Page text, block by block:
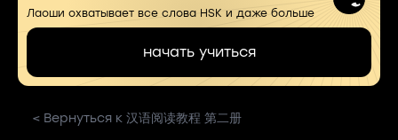
Лаоши охватывает все слова HSK и даже больше
начать учиться
< Вернуться к 汉语阅读教程 第二册